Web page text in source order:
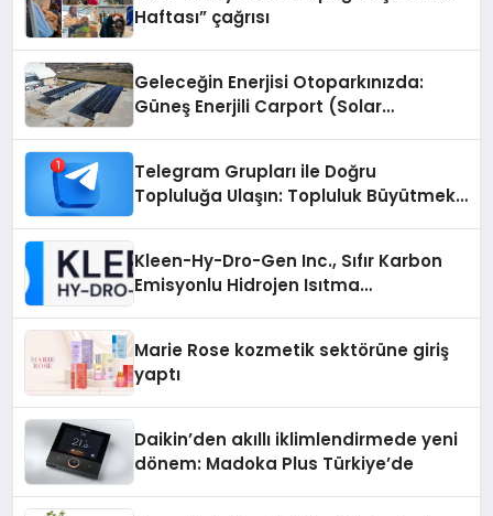
Haftası” çağrısı
Geleceğin Enerjisi Otoparkınızda:
Güneş Enerjili Carport (Solar
Telegram Grupları ile Doğru
Topluluğa Ulaşın: Topluluk Büyütmek
Kleen-Hy-Dro-Gen Inc., Sıfır Karbon
Emisyonlu Hidrojen Isıtma
Marie Rose kozmetik sektörüne giriş
yaptı
Daikin’den akıllı iklimlendirmede yeni
dönem: Madoka Plus Türkiye’de